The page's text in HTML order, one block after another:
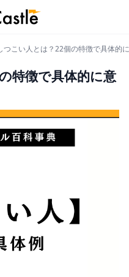
つこい人とは？22個の特徴で具体的
特徴で具体的に意